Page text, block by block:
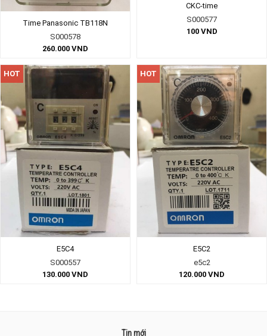
Time Panasonic TB118N
S000578
260.000 VND
CKC-time
S000577
100 VND
HOT
E5C4
S000557
130.000 VND
HOT
E5C2
e5c2
120.000 VND
Tin mới